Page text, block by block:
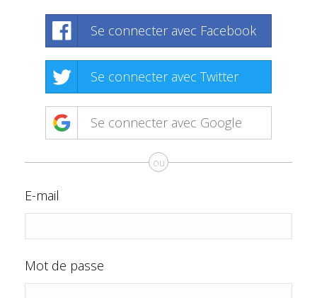
Se connecter avec Facebook
Se connecter avec Twitter
Se connecter avec Google
ou
E-mail
Mot de passe